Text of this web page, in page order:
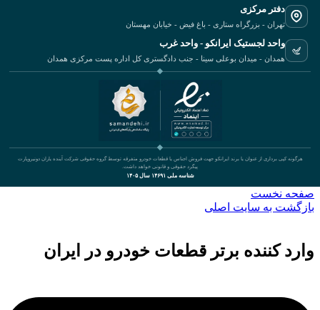
دفتر مرکزی
تهران - بزرگراه ستاری - باغ فیض - خیابان مهستان
واحد لجستیک ایرانکو - واحد غرب
همدان - میدان بوعلی سینا - جنب دادگستری کل اداره پست مرکزی همدان
هرگونه کپی برداری از عنوان یا برند ایرانکو جهت فروش اجناس یا قطعات خودرو متفرقه توسط گروه حقوقی شرکت آینده یاران دونیروپارت
پیگرد حقوقی و قانونی خواهد داشت.
شناسه ملی ۱۴۶۹۱ سال ۱۴۰۵
صفحه نخست
بازگشت به سایت اصلی
وارد کننده برتر قطعات خودرو در ایران